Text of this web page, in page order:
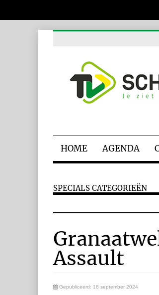
HOME AGENDA
SPECIALS CATEGORIEËN
Assault
Gepubliceerd: 18 september 2024